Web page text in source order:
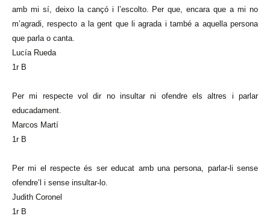
amb mi sí, deixo la cançó i l’escolto. Per que, encara que a mi no
m’agradi, respecto a la gent que li agrada i també a aquella persona
que parla o canta.
Lucía Rueda
1r B
Per mi respecte vol dir no insultar ni ofendre els altres i parlar
educadament.
Marcos Martí
1r B
Per mi el respecte és ser educat amb una persona, parlar-li sense
ofendre’l i sense insultar-lo.
Judith Coronel
1r B